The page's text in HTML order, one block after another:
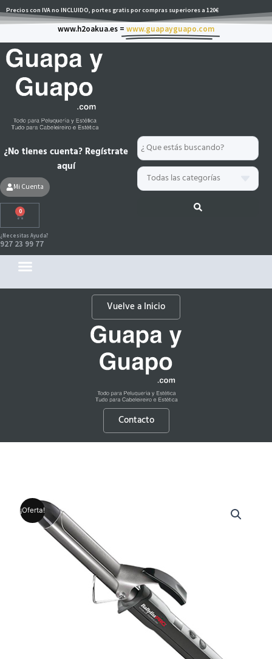
al
Precios con IVA no INCLUIDO, portes gratis por compras superiores a 120€
www.h2oakua.es = www.guapayguapo.com
Search
...
¿No tienes cuenta? Regístrate
aquí
Mi Cuenta
0
Carrito
¿Necesitas Ayuda?
927 23 99 77
Vuelve a Inicio
Contacto
¡Oferta!